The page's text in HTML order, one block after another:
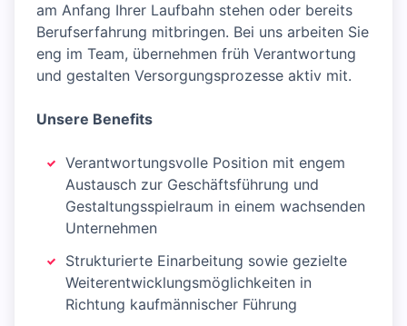
am Anfang Ihrer Laufbahn stehen oder bereits
Berufserfahrung mitbringen. Bei uns arbeiten Sie
eng im Team, übernehmen früh Verantwortung
und gestalten Versorgungsprozesse aktiv mit.
Unsere Benefits
Verantwortungsvolle Position mit engem
Austausch zur Geschäftsführung und
Gestaltungsspielraum in einem wachsenden
Unternehmen
Strukturierte Einarbeitung sowie gezielte
Weiterentwicklungsmöglichkeiten in
Richtung kaufmännischer Führung